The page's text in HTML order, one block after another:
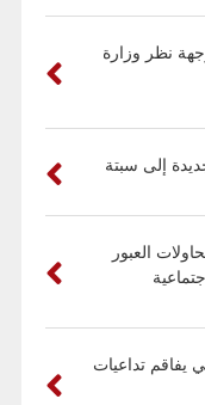
نظر وزارة
إلى سبتة
العبور
يفاقم تداعيات